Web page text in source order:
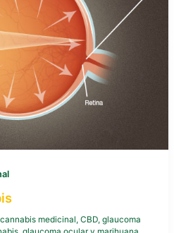
cannabis medicinal, CBD, glaucoma